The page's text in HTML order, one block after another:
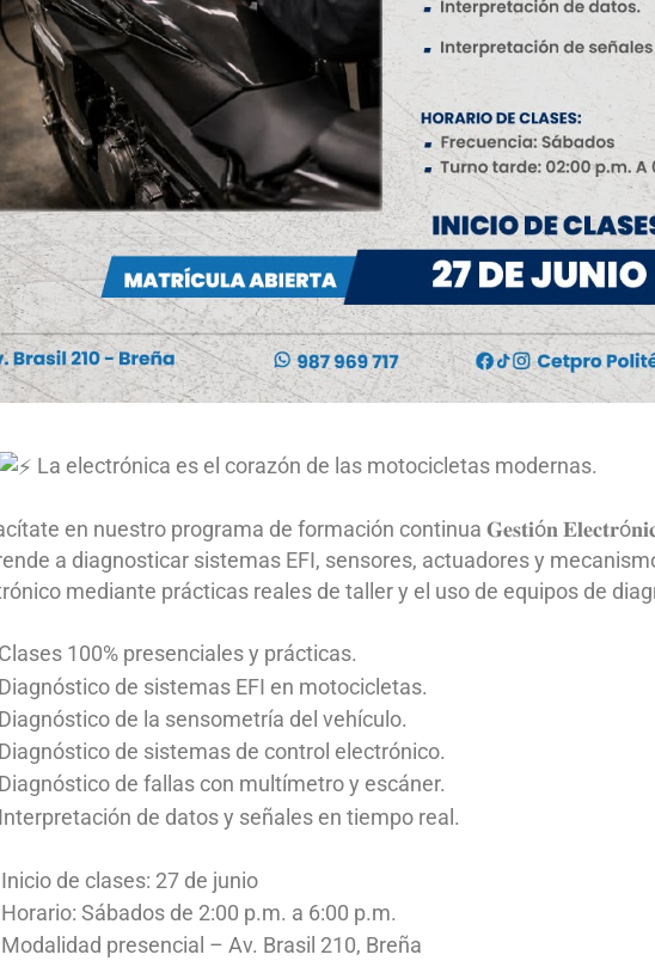
La electrónica es el corazón de las motocicletas modernas.
en nuestro programa de formación continua 𝐆𝐞𝐬𝐭𝐢ó𝐧
a diagnosticar sistemas EFI, sensores, actuadores y
mediante prácticas reales de taller y el uso de equipos de
Clases 100% presenciales y prácticas.
Diagnóstico de sistemas EFI en motocicletas.
Diagnóstico de la sensometría del vehículo.
Diagnóstico de sistemas de control electrónico.
Diagnóstico de fallas con multímetro y escáner.
Interpretación de datos y señales en tiempo real.
Inicio de clases: 27 de junio
Sábados de 2:00 p.m. a 6:00 p.m.
Modalidad presencial – Av. Brasil 210, Breña